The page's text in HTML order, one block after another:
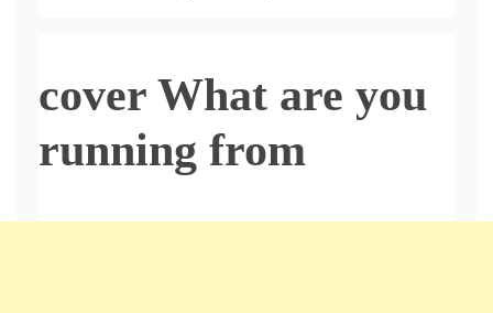
cover What are you
running from